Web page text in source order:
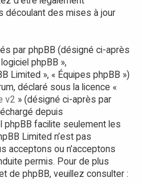
découlant des mises à jour
par phpBB (désigné ci-après
logiciel phpBB »,
Limited », « Équipes phpBB »)
déclaré sous la licence «
v2 » (désigné ci-après par
depuis
phpBB facilite seulement les
Limited n’est pas
acceptons ou n’acceptons
permis. Pour de plus
de phpBB, veuillez consulter :